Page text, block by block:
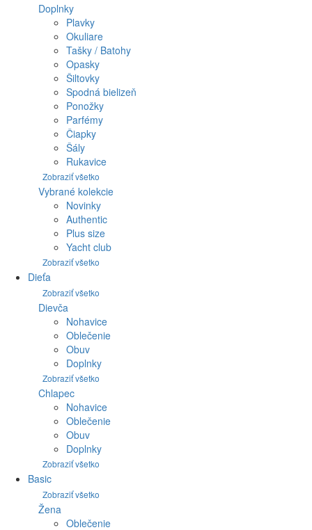
Doplnky
Plavky
Okuliare
Tašky / Batohy
Opasky
Šiltovky
Spodná bielizeň
Ponožky
Parfémy
Čiapky
Šály
Rukavice
Zobraziť všetko
Vybrané kolekcie
Novinky
Authentic
Plus size
Yacht club
Zobraziť všetko
Dieťa
Zobraziť všetko
Dievča
Nohavice
Oblečenie
Obuv
Doplnky
Zobraziť všetko
Chlapec
Nohavice
Oblečenie
Obuv
Doplnky
Zobraziť všetko
Basic
Zobraziť všetko
Žena
Oblečenie